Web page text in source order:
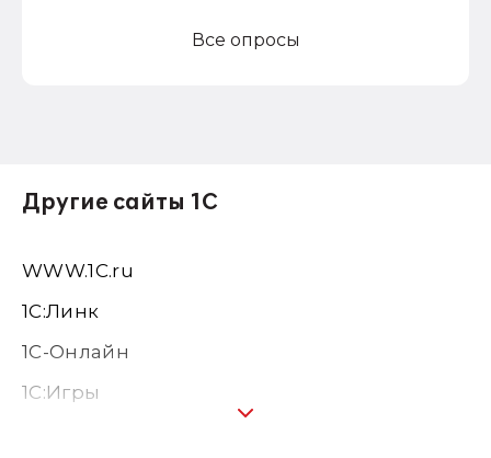
Все опросы
Другие сайты 1С
WWW.1С.ru
1С:Линк
1С-Онлайн
1C:Игры